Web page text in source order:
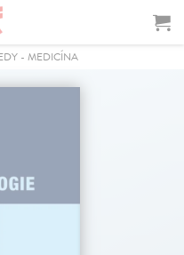
- MEDICÍNA